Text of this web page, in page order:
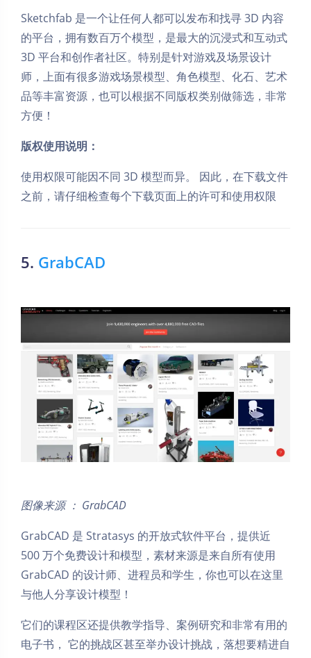
Sketchfab 是一个让任何人都可以发布和找寻 3D 内容
的平台，拥有数百万个模型，是最大的沉浸式和互动式
3D 平台和创作者社区。特别是针对游戏及场景设计
师，上面有很多游戏场景模型、角色模型、化石、艺术
品等丰富资源，也可以根据不同版权类别做筛选，非常
方便！
版权使用说明：
使用权限可能因不同 3D 模型而异。 因此，在下载文件
之前，请仔细检查每个下载页面上的许可和使用权限
5. GrabCAD
图像来源 ： GrabCAD
GrabCAD 是 Stratasys 的开放式软件平台，提供近
500 万个免费设计和模型，素材来源是来自所有使用
GrabCAD 的设计师、进程员和学生，你也可以在这里
与他人分享设计模型！
它们的课程区还提供教学指导、案例研究和非常有用的
电子书， 它的挑战区甚至举办设计挑战，落想要精进自